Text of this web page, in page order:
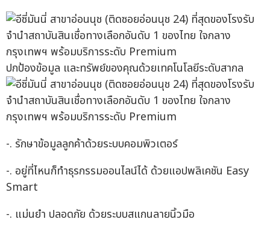
ปกป้องข้อมูล และทรัพย์ของคุณด้วยเทคโนโลยีระดับสากล
-. รักษาข้อมูลลูกค้าด้วยระบบคอมพิวเตอร์
-. อยู่ที่ไหนก็ทำธุรกรรมออนไลน์ได้ ด้วยแอปพลิเคชัน Easy
Smart
-. แม่นยำ ปลอดภัย ด้วยระบบสแกนลายนิ้วมือ